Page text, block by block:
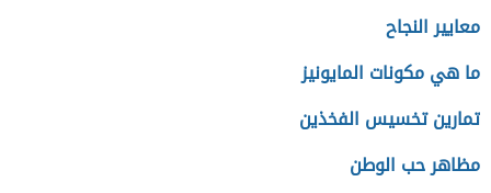
معايير النجاح
ما هي مكونات المايونيز
تمارين تخسيس الفخذين
مظاهر حب الوطن